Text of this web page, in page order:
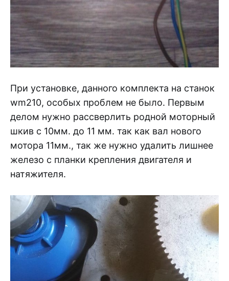
При установке, данного комплекта на станок
wm210, особых проблем не было. Первым
делом нужно рассверлить родной моторный
шкив с 10мм. до 11 мм. так как вал нового
мотора 11мм., так же нужно удалить лишнее
железо с планки крепления двигателя и
натяжителя.